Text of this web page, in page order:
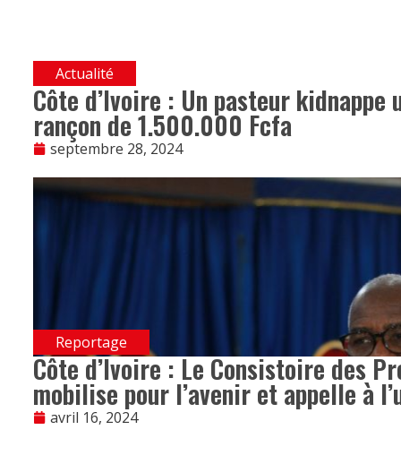
Actualité
Côte d’Ivoire : Un pasteur
rançon de 1.500.000 Fcfa
septembre 28, 2024
Reportage
Côte d’Ivoire : Le Consistoire des
mobilise pour l’avenir et appelle à
avril 16, 2024